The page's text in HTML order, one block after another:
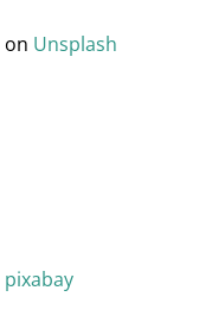
on Unsplash
pixabay